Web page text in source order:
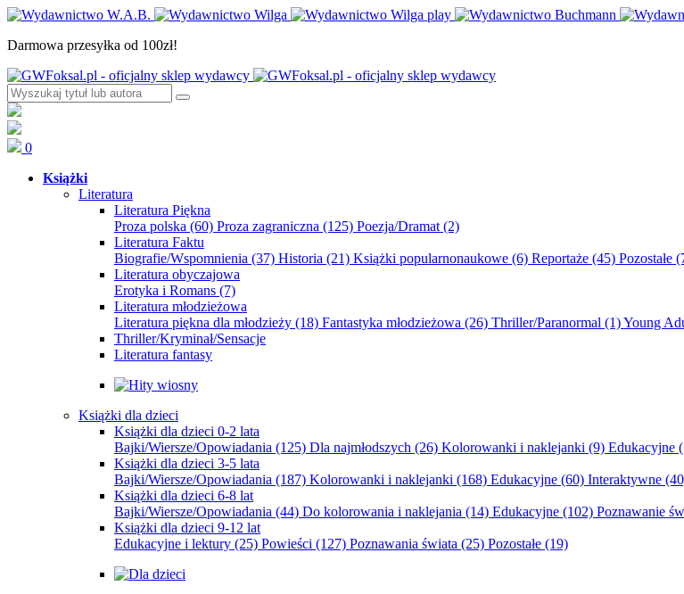
Darmowa przesyłka od 100zł!
0
Książki
Literatura
Literatura Piękna
Proza polska (60) Proza zagraniczna (125) Poezja/Dramat (2)
Literatura Faktu
Biografie/Wspomnienia (37) Historia (21) Książki popularnonaukowe (6) Reportaże (45) Pozostałe
Literatura obyczajowa
Erotyka i Romans (7)
Literatura młodzieżowa
Literatura piękna dla młodzieży (18) Fantastyka młodzieżowa (26) Thriller/Paranormal (1)Young
Thriller/Kryminał/Sensacje
Literatura fantasy
Książki dla dzieci
Książki dla dzieci 0-2 lata
Bajki/Wiersze/Opowiadania (125) Dla najmłodszych (26) Kolorowanki i naklejanki (9) Edukacyjne
Książki dla dzieci 3-5 lata
Bajki/Wiersze/Opowiadania (187) Kolorowanki i naklejanki (168) Edukacyjne (60) Interaktywne
Książki dla dzieci 6-8 lat
Bajki/Wiersze/Opowiadania (44) Do kolorowania i naklejania (14) Edukacyjne (102) Poznawanie
Książki dla dzieci 9-12 lat
Edukacyjne i lektury (25) Powieści (127) Poznawania świata (25) Pozostałe (19)